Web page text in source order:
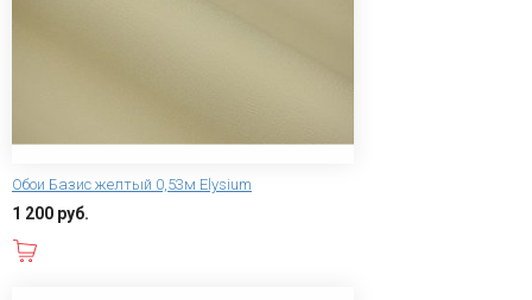
Обои Базис желтый 0,53м Elysium
1 200 руб.